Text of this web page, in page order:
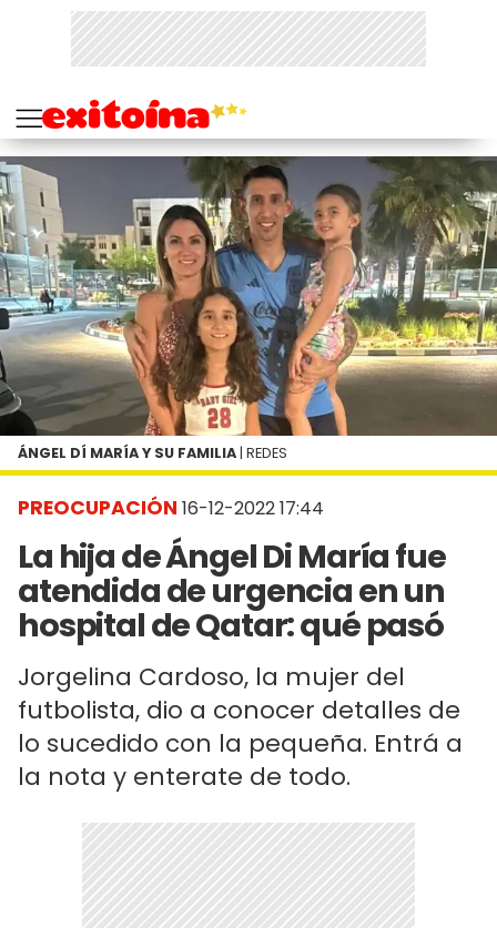
PREOCUPACIÓN 16-12-2022 17:44
La hija de Ángel Di María fue
atendida de urgencia en un
hospital de Qatar: qué pasó
Jorgelina Cardoso, la mujer del
futbolista, dio a conocer detalles de
lo sucedido con la pequeña. Entrá a
la nota y enterate de todo.
ÁNGEL DÍ MARÍA Y SU FAMILIA | REDES